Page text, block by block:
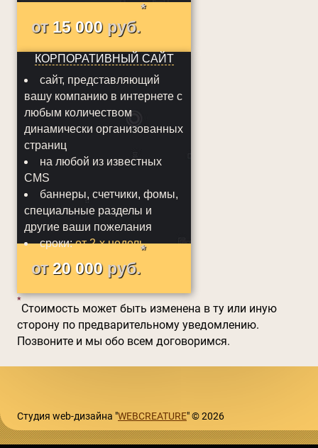
от 15 000 руб.
*
КОРПОРАТИВНЫЙ САЙТ
сайт, представляющий
вашу компанию в интернете с
любым количеством
динамически организованных
страниц
на любой из известных
CMS
баннеры, счетчики, фомы,
специальные разделы и
другие ваши пожелания
сроки:от 2-х недель
от20 000 руб.
*
*
Стоимость может быть изменена в ту или иную
сторону по предварительному уведомлению.
Позвоните и мы обо всем договоримся.
Студия web-дизайна "WEBCREATURE" © 2026